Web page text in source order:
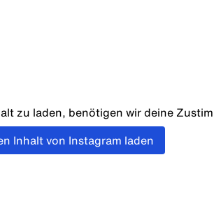
zu laden, benötigen wir deine
Inhalt von Instagram laden